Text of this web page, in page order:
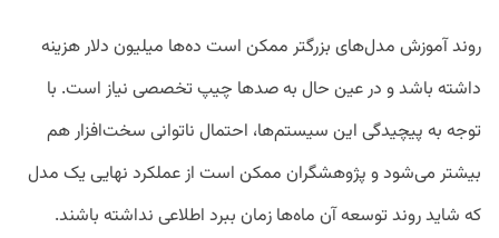
روند آموزش مدل‌های بزرگتر ممکن است ده‌ها میلیون دلار هزینه
داشته باشد و در عین حال به صدها چیپ تخصصی نیاز است. با
توجه به پیچیدگی این سیستم‌ها، احتمال ناتوانی سخت‌افزار هم
بیشتر می‌شود و پژوهشگران ممکن است از عملکرد نهایی یک مدل
که شاید روند توسعه آن ماه‌ها زمان ببرد اطلاعی نداشته باشند.